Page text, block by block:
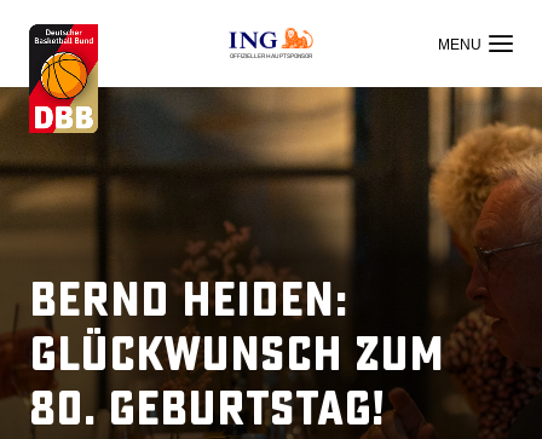
OFFIZIELLER HAUPTSPONSOR
Bernd Heiden:
Glückwunsch zum
80. Geburtstag!